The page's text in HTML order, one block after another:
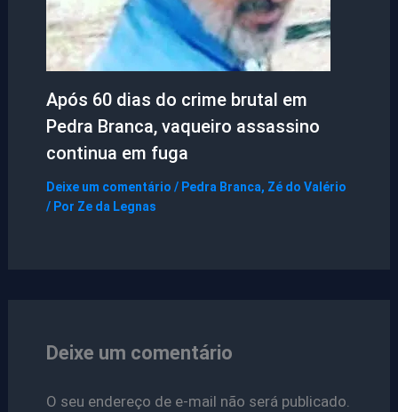
Após 60 dias do crime brutal em
Pedra Branca, vaqueiro assassino
continua em fuga
Deixe um comentário / Pedra Branca, Zé do Valério
/ Por Ze da Legnas
Deixe um comentário
O seu endereço de e-mail não será publicado.